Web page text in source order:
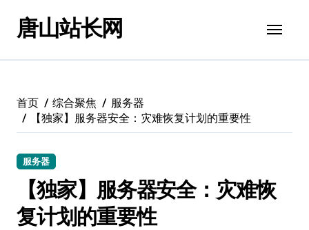
唐山站长网
首页 综合聚焦
服务器
【独家】服务器安全：灾难恢复计划的重要性
服务器
【独家】服务器安全：灾难恢
复计划的重要性